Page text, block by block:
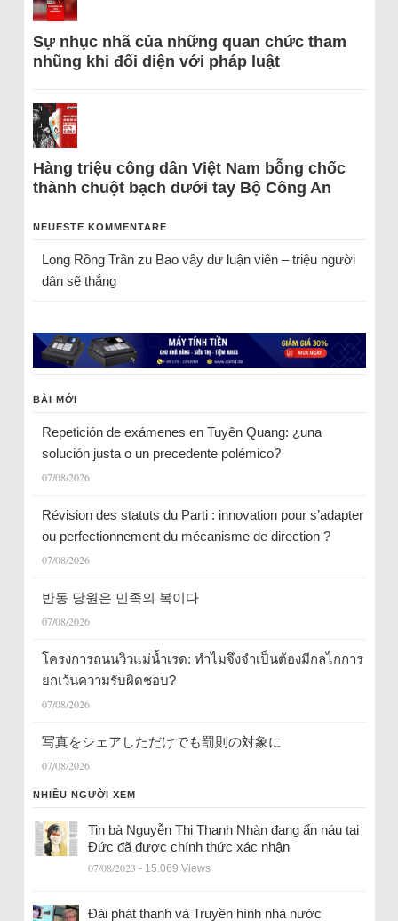
Sự nhục nhã của những quan chức tham
nhũng khi đối diện với pháp luật
Hàng triệu công dân Việt Nam bỗng chốc
thành chuột bạch dưới tay Bộ Công An
NEUESTE KOMMENTARE
Long Rồng Trầnzu Bao vây dư luận viên – triệu người
dân sẽ thắng
BÀI MỚI
Repetición de exámenes en Tuyên Quang: ¿una
solución justa o un precedente polémico?
07/08/2026
Révision des statuts du Parti : innovation pour s’adapter
ou perfectionnement du mécanisme de direction ?
07/08/2026
반동 당원은 민족의 복이다
07/08/2026
โครงการถนนวิวแม่น้ำเรด: ทำไมจึงจำเป็นต้องมีกลไกการ
ยกเว้นความรับผิดชอบ?
07/08/2026
写真をシェアしただけでも罰則の対象に
07/08/2026
NHIỀU NGƯỜI XEM
Tin bà Nguyễn Thị Thanh Nhàn đang ẩn náu tại
Đức đã được chính thức xác nhận
07/08/2023 - 15.069 Views
Đài phát thanh và Truyền hình nhà nước